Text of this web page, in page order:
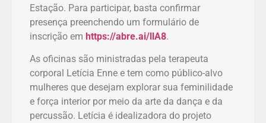
Estação. Para participar, basta confirmar
presença preenchendo um formulário de
inscrição em https://abre.ai/llA8.
As oficinas são ministradas pela terapeuta
corporal Letícia Enne e tem como público-alvo
mulheres que desejam explorar sua feminilidade
e força interior por meio da arte da dança e da
percussão. Letícia é idealizadora do projeto